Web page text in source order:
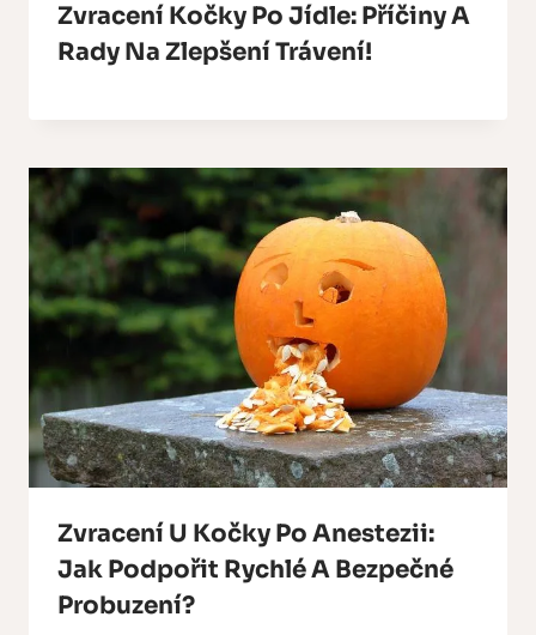
Zvracení Kočky Po Jídle: Příčiny A
Rady Na Zlepšení Trávení!
Zvracení U Kočky Po Anestezii:
Jak Podpořit Rychlé A Bezpečné
Probuzení?